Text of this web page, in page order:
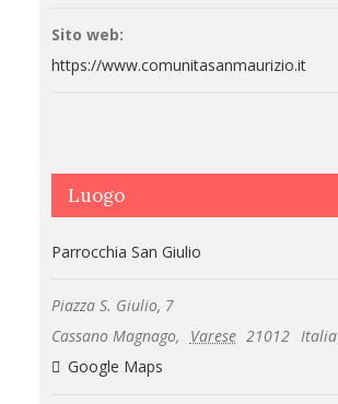
Sito web:
https://www.comunitasanmaurizio.it
Luogo
Parrocchia San Giulio
Piazza S. Giulio, 7
Cassano Magnago, Varese 21012 Italia
Google Maps